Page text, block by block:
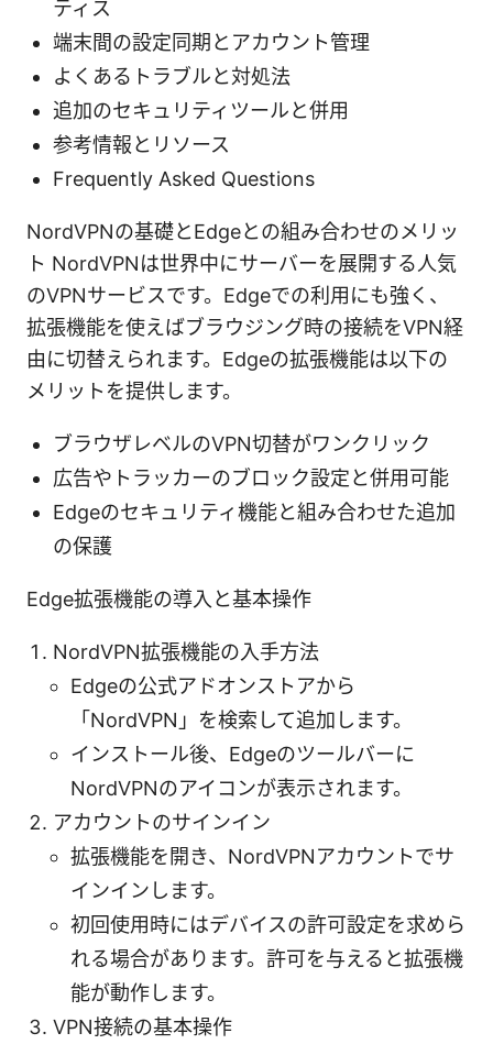
ティス
端末間の設定同期とアカウント管理
よくあるトラブルと対処法
追加のセキュリティツールと併用
参考情報とリソース
Frequently Asked Questions
NordVPNの基礎とEdgeとの組み合わせのメリッ
ト NordVPNは世界中にサーバーを展開する人気
のVPNサービスです。Edgeでの利用にも強く、
拡張機能を使えばブラウジング時の接続をVPN経
由に切替えられます。Edgeの拡張機能は以下の
メリットを提供します。
ブラウザレベルのVPN切替がワンクリック
広告やトラッカーのブロック設定と併用可能
Edgeのセキュリティ機能と組み合わせた追加
の保護
Edge拡張機能の導入と基本操作
NordVPN拡張機能の入手方法
Edgeの公式アドオンストアから
「NordVPN」を検索して追加します。
インストール後、Edgeのツールバーに
NordVPNのアイコンが表示されます。
アカウントのサインイン
拡張機能を開き、NordVPNアカウントでサ
インインします。
初回使用時にはデバイスの許可設定を求めら
れる場合があります。許可を与えると拡張機
能が動作します。
VPN接続の基本操作